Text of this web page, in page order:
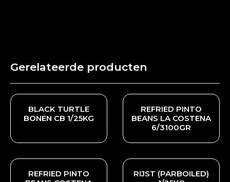
Gerelateerde producten
BLACK TURTLE
BONEN CB 1/25KG
REFRIED PINTO
BEANS LA COSTENA
6/3100GR
REFRIED PINTO
RIJST (PARBOILED)